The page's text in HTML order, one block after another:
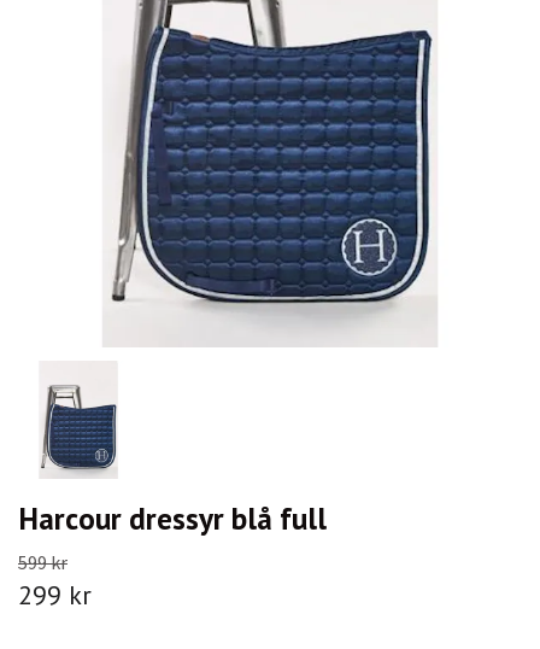
Harcour dressyr blå full
599 kr
299 kr